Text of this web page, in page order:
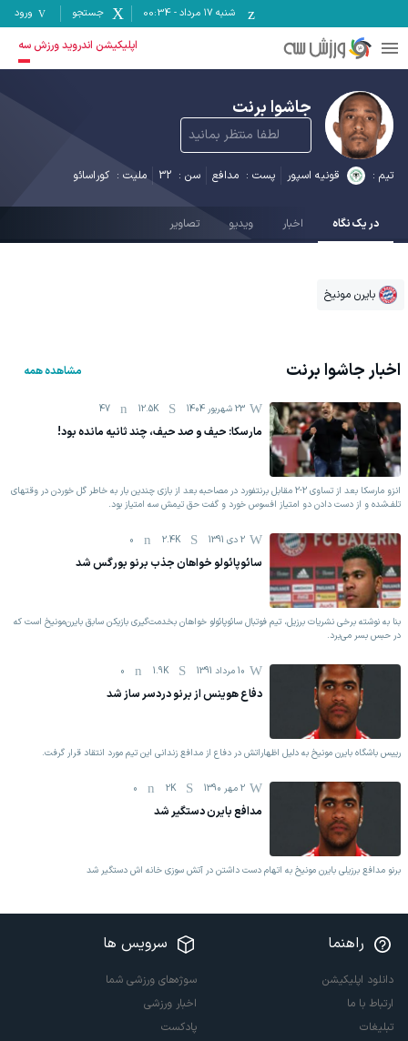
شنبه ۱۷ مرداد -
00:34 جستجو ورود
اپلیکیشن اندروید ورزش سه
جاشوا برنت
لطفا منتظر بمانید
تیم : قونیه اسپور پست : مدافع سن : 32 ملیت : کوراسائو
در یک نگاه اخبار ویدیو تصاویر
بایرن مونیخ
اخبارجاشوا برنت مشاهده همه
23 شهریور 1404 12.5K
47
مارسکا: حیف و صد حیف، چند ثانیه مانده بود!‏
انزو مارسکا بعد از تساوی 2-2 مقابل برنتفورد در مصاحبه بعد از بازی ‏چندین بار به خاطر گل خوردن در وقتهای
تلف‌شده و از دست دادن ‏دو امتیاز افسوس خورد و گفت حق تیمش سه امتیاز بود. ‏
2 دی 1391 2.4K
0
سائوپائولو خواهان جذب برنو بورگس شد
بنا به نوشته برخی نشریات برزیل، تیم فوتبال سائوپائولو خواهان بخدمت‌گیری بازیکن سابق بایرن‌مونیخ است که
در حبس بسر می‌برد.
10 مرداد 1391 1.9K
0
دفاع هوینس از برنو دردسر ساز شد
رییس باشگاه بایرن مونیخ به دلیل اظهاراتش در دفاع از مدافع زندانی این تیم مورد انتقاد قرار گرفت.
2 مهر 1390 2K
0
مدافع بایرن دستگیر شد
برنو مدافع برزیلی بایرن مونیخ به اتهام دست داشتن در آتش سوزی خانه اش دستگیر شد
راهنما
دانلود اپلیکیشن
ارتباط با ما
تبلیغات
سرویس ها
سوژه‌های ورزشی شما
اخبار ورزشی
پادکست